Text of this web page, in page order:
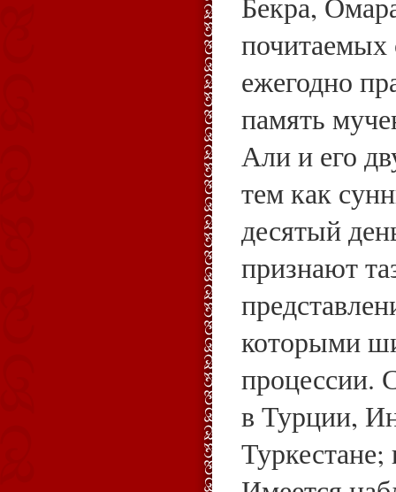
ежегодно
память
Али и его
тем как
десятый
признают
которыми
процессии.
в Турции,